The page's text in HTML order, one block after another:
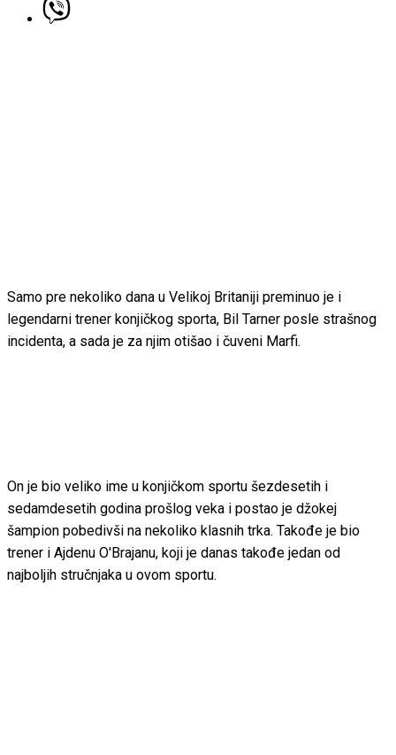
Samo pre nekoliko dana u Velikoj Britaniji preminuo je i
legendarni trener konjičkog sporta, Bil Tarner posle strašnog
incidenta, a sada je za njim otišao i čuveni Marfi.
On je bio veliko ime u konjičkom sportu šezdesetih i
sedamdesetih godina prošlog veka i postao je džokej
šampion pobedivši na nekoliko klasnih trka. Takođe je bio
trener i Ajdenu O'Brajanu, koji je danas takođe jedan od
najboljih stručnjaka u ovom sportu.